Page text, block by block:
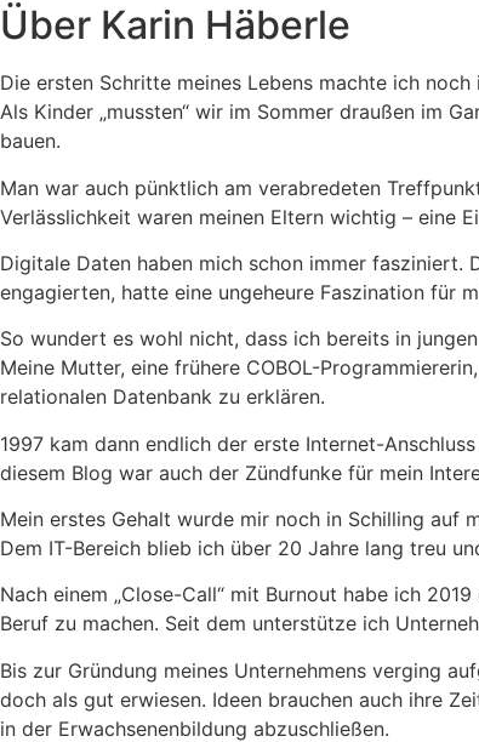
Über Karin Häberle
Die ersten Schritte meines Lebens machte ich
Als Kinder „mussten“ wir im Sommer draußen im
bauen.
Man war auch pünktlich am verabredeten
Verlässlichkeit waren meinen Eltern wichtig – eine
Digitale Daten haben mich schon immer fasziniert.
engagierten, hatte eine ungeheure Faszination für
So wundert es wohl nicht, dass ich bereits in
Meine Mutter, eine frühere COBOL-
relationalen Datenbank zu erklären.
1997 kam dann endlich der erste Internet-
diesem Blog war auch der Zündfunke für mein
Mein erstes Gehalt wurde mir noch in Schilling auf
Dem IT-Bereich blieb ich über 20 Jahre lang treu
Nach einem „Close-Call“ mit Burnout habe ich
Beruf zu machen. Seit dem unterstütze ich
Bis zur Gründung meines Unternehmens verging
doch als gut erwiesen. Ideen brauchen auch ihre
in der Erwachsenenbildung abzuschließen.